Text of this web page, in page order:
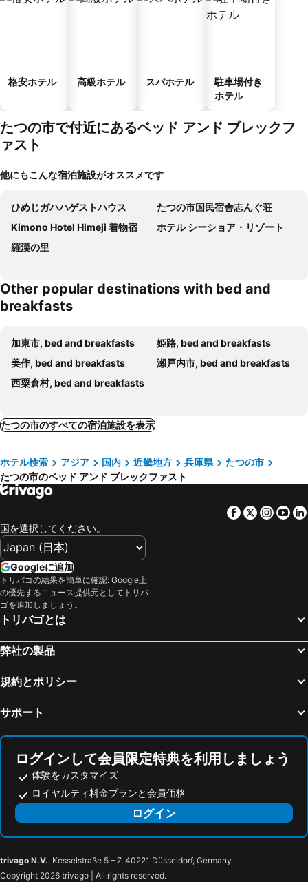
格安ホテル 高級ホテル スパホテル
駐車場付き
ホテル
たつの市で付近にあるベッド アンド ブレックフ
ァスト
他にもこんな宿泊施設がオススメです
ひめじガハハゲストハウス
たつの市国民宿舎志んぐ荘
Kimono Hotel Himeji 着物宿
ホテル シーショア・リゾート
羅漢の里
Other popular destinations with bed and
breakfasts
加東市, bed and breakfasts
姫路, bed and breakfasts
美作, bed and breakfasts
瀬戸内市, bed and breakfasts
西粟倉村, bed and breakfasts
たつの市のすべての宿泊施設を表示
ホテル検索 アジア 国内 近畿地方 兵庫県
たつの市
たつの市のベッド アンド ブレックファスト
Facebook
Twitter
国を選択してください。
Googleに追加
トリバゴの結果を簡単に確認: Google上
の優先するニュース提供元としてトリバ
ゴを追加しましょう。
トリバゴとは
弊社の製品
規約とポリシー
サポート
ログインして会員限定特典を利用しましょう
体験をカスタマイズ
ロイヤルティ料金プランと会員価格
ログイン
trivago N.V., Kesselstraße 5 – 7, 40221 Düsseldorf, Germany
Copyright 2026 trivago | All rights reserved.